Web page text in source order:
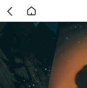
back
to